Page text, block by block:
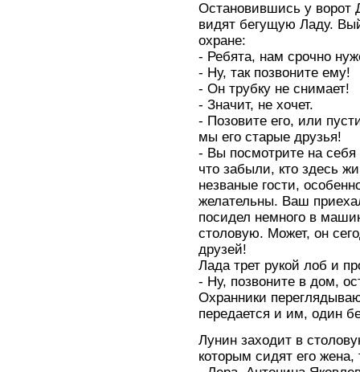
Остановившись у ворот
видят бегущую Ладу.
охране:
- Ребята, нам срочно
- Ну, так позвоните ему!
- Он трубку не снимает!
- Значит, не хочет.
- Позовите его, или
мы его старые друзья!
- Вы посмотрите на
что забыли, кто здесь
незваные гости,
желательны. Ваш
посидел немного в
столовую. Может, он
друзей!
Лада трет рукой лоб и
- Ну, позвоните в дом,
Охранники
передается и им, один
Лунин заходит в
которым сидят его